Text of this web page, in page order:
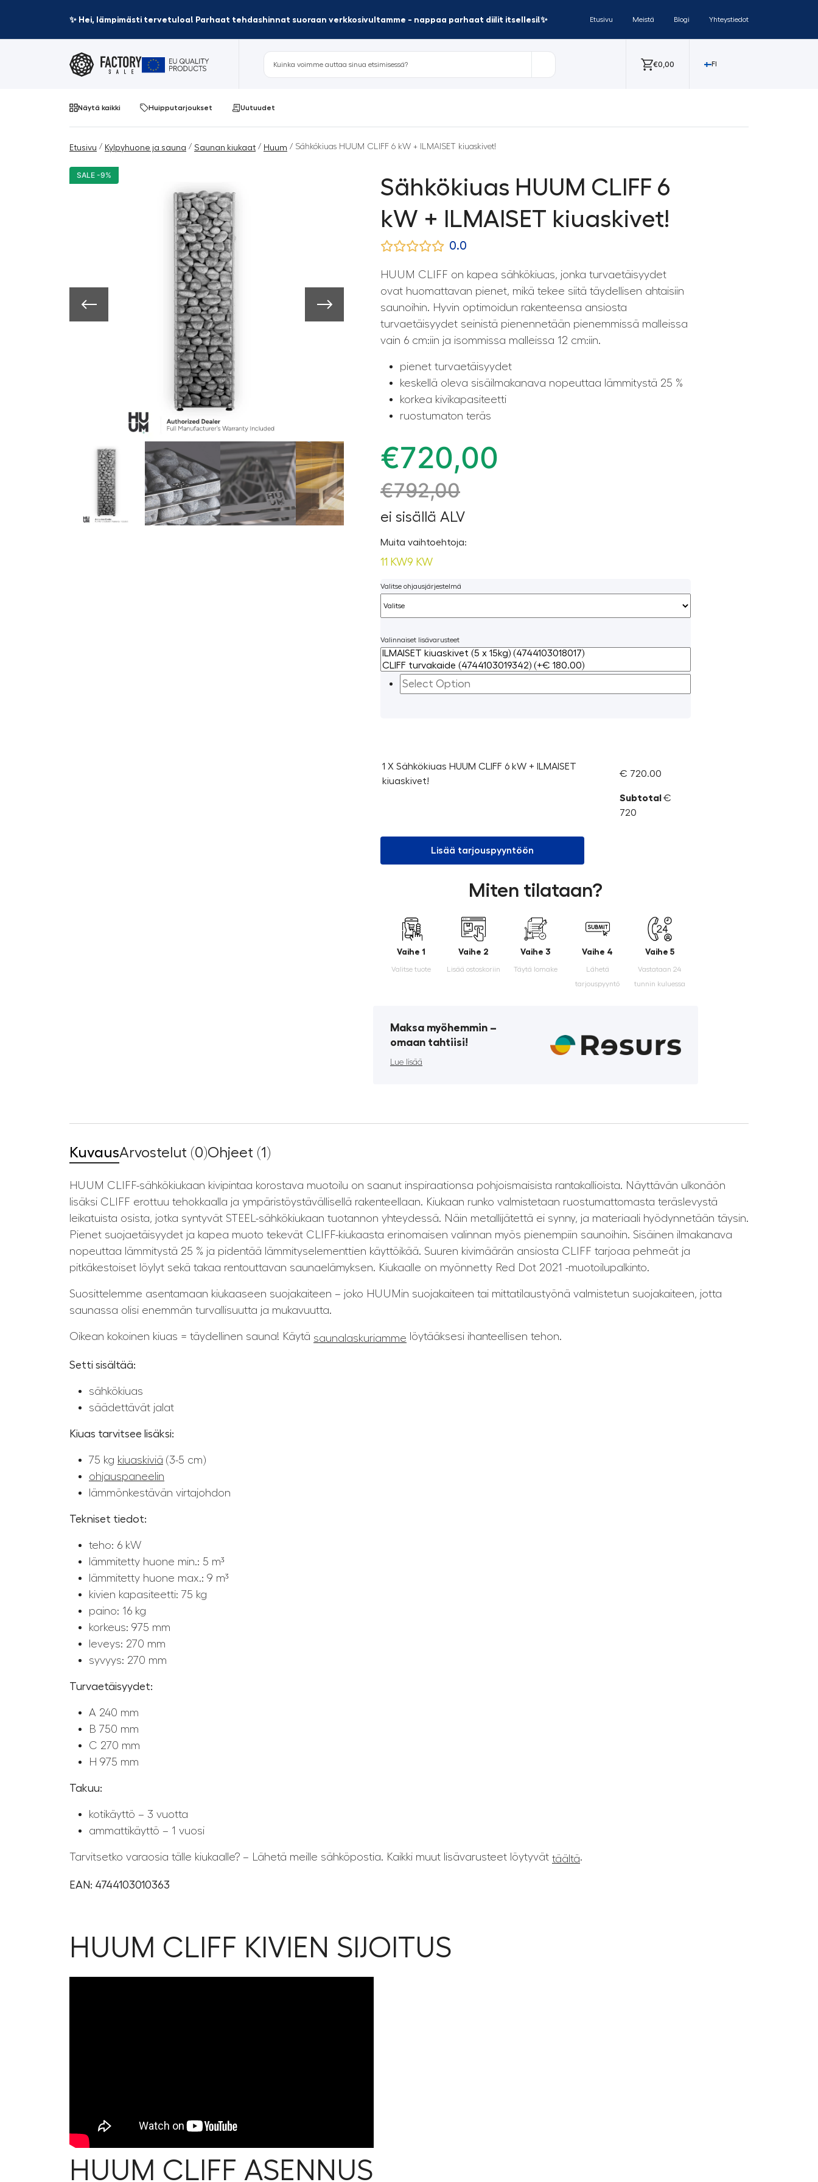
✨ Hei, lämpimästi tervetuloa! Parhaat tehdashinnat suoraan verkkosivultamme - nappaa parhaat diilit itsellesi!✨ Etusivu Meistä Blogi Yhteystiedot
€0,00 FI
Näytä kaikki Huipputarjoukset Uutuudet
Etusivu / Kylpyhuone ja sauna / Saunan kiukaat / Huum / Sähkökiuas HUUM CLIFF 6 kW + ILMAISET kiuaskivet!
SALE -9%
Sähkökiuas HUUM CLIFF 6
kW + ILMAISET kiuaskivet!
0.0
HUUM CLIFF on kapea sähkökiuas, jonka turvaetäisyydet
ovat huomattavan pienet, mikä tekee siitä täydellisen ahtaisiin
saunoihin. Hyvin optimoidun rakenteensa ansiosta
turvaetäisyydet seinistä pienennetään pienemmissä malleissa
vain 6 cm:iin ja isommissa malleissa 12 cm:iin.
pienet turvaetäisyydet
keskellä oleva sisäilmakanava nopeuttaa lämmitystä 25 %
korkea kivikapasiteetti
ruostumaton teräs
€720,00
€792,00
ei sisällä ALV
Muita vaihtoehtoja:
11 KW9 KW
Valitse ohjausjärjestelmä
Valinnaiset lisävarusteet
1 X Sähkökiuas HUUM CLIFF 6 kW + ILMAISET
kiuaskivet!
€ 720.00
Subtotal €
720
Lisää tarjouspyyntöön
Miten tilataan?
Vaihe 1
Valitse tuote
Vaihe 2
Lisää ostoskoriin
Vaihe 3
Täytä lomake
Vaihe 4
Lähetä
tarjouspyyntö
Vaihe 5
Vastataan 24
tunnin kuluessa
Maksa myöhemmin ­–
omaan tahtiisi!
Lue lisää
KuvausArvostelut (0)Ohjeet (1)
HUUM CLIFF-sähkökiukaan kivipintaa korostava muotoilu on saanut inspiraationsa pohjoismaisista rantakallioista. Näyttävän ulkonäön
lisäksi CLIFF erottuu tehokkaalla ja ympäristöystävällisellä rakenteellaan. Kiukaan runko valmistetaan ruostumattomasta teräslevystä
leikatuista osista, jotka syntyvät STEEL-sähkökiukaan tuotannon yhteydessä. Näin metallijätettä ei synny, ja materiaali hyödynnetään täysin.
Pienet suojaetäisyydet ja kapea muoto tekevät CLIFF-kiukaasta erinomaisen valinnan myös pienempiin saunoihin. Sisäinen ilmakanava
nopeuttaa lämmitystä 25 % ja pidentää lämmityselementtien käyttöikää. Suuren kivimäärän ansiosta CLIFF tarjoaa pehmeät ja
pitkäkestoiset löylyt sekä takaa rentouttavan saunaelämyksen. Kiukaalle on myönnetty Red Dot 2021 -muotoilupalkinto.
Suosittelemme asentamaan kiukaaseen suojakaiteen – joko HUUMin suojakaiteen tai mittatilaustyönä valmistetun suojakaiteen, jotta
saunassa olisi enemmän turvallisuutta ja mukavuutta.
Oikean kokoinen kiuas = täydellinen sauna! Käytä saunalaskuriamme löytääksesi ihanteellisen tehon.
Setti sisältää:
sähkökiuas
säädettävät jalat
Kiuas tarvitsee lisäksi:
75 kg kiuaskiviä (3-5 cm)
ohjauspaneelin
lämmönkestävän virtajohdon
Tekniset tiedot:
teho: 6 kW
lämmitetty huone min.: 5 m³
lämmitetty huone max.: 9 m³
kivien kapasiteetti: 75 kg
paino: 16 kg
korkeus: 975 mm
leveys: 270 mm
syvyys: 270 mm
Turvaetäisyydet:
A 240 mm
B 750 mm
C 270 mm
H 975 mm
Takuu:
kotikäyttö – 3 vuotta
ammattikäyttö – 1 vuosi
Tarvitsetko varaosia tälle kiukaalle? – Lähetä meille sähköpostia. Kaikki muut lisävarusteet löytyvät täältä.
EAN: 4744103010363
HUUM CLIFF KIVIEN SIJOITUS
HUUM CLIFF ASENNUS